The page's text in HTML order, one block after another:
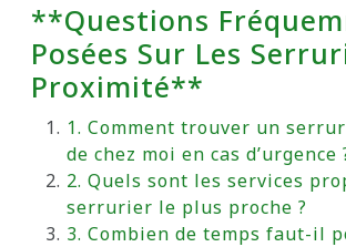
**Questions
Posées Sur Les
Proximité**
1. Comment trouver un
de chez moi en cas d’urgence
2. Quels sont les services
serrurier le plus proche ?
3. Combien de temps faut-il